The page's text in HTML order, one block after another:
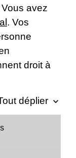
avez
. Vos
droit à
déplier keyboard_arrow_down